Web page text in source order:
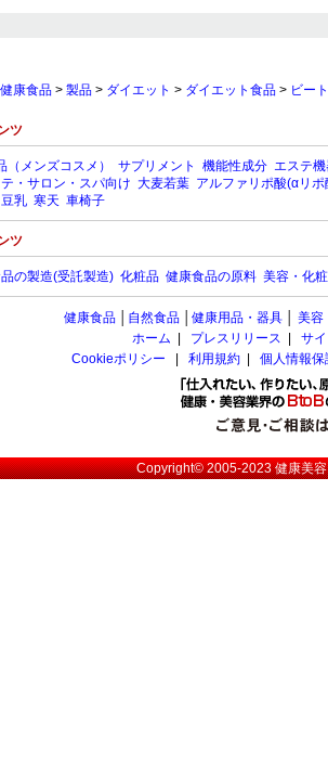
健康食品 > 製品 > ダイエット > ダイエット食品 > ビー
ツ
（メンズコスメ） サプリメント 機能性成分 エステ
・サロン・スパ向け 大麦若葉 アルファリポ酸(αリポ
豆乳 寒天 車椅子
ツ
の製造(受託製造) 化粧品 健康食品の原料 美容・化
健康食品 自然食品 健康用品・器具 美容
ホーム
プレスリリース
サ
Cookieポリシー
利用規約 個人情報
Copyright© 2005-2023健康美